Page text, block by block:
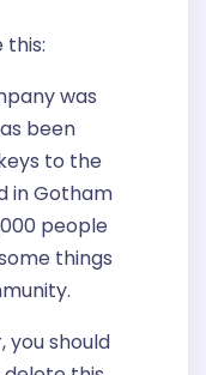
this:
was
been
to the
in Gotham
people
things
you should